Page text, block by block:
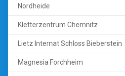
Nordheide
Kletterzentrum Chemnitz
Lietz Internat Schloss Bieberstein
Magnesia Forchheim